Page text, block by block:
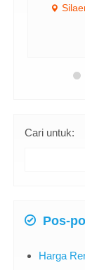
Cari untuk:
Pos-
Harga